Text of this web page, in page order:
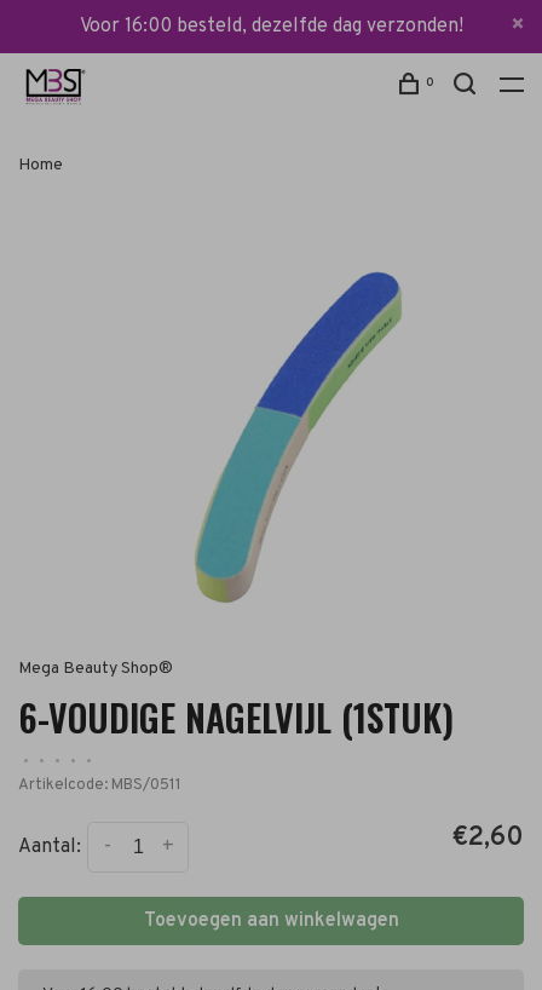
Voor 16:00 besteld, dezelfde dag verzonden!
0
Home
Mega Beauty Shop®
6-VOUDIGE NAGELVIJL (1STUK)
• • • •
•
Artikelcode: MBS/0511
Aantal: +
- €2,60
Toevoegen aan winkelwagen